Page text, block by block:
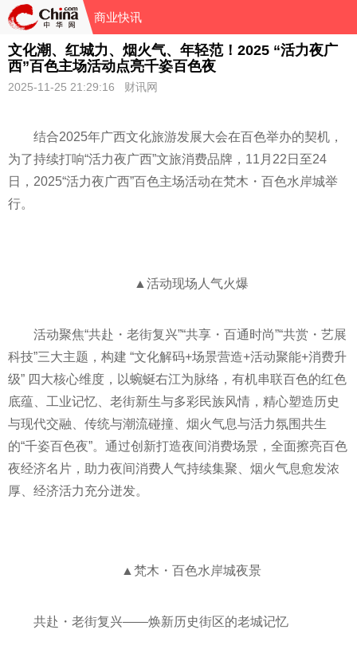
商业快讯
文化潮、红城力、烟火气、年轻范！2025 “活力夜广
西”百色主场活动点亮千姿百色夜
2025-11-25 21:29:16 财讯网
结合2025年广西文化旅游发展大会在百色举办的契机，
为了持续打响“活力夜广西”文旅消费品牌，11月22日至24
日，2025“活力夜广西”百色主场活动在梵木・百色水岸城举
行。
▲活动现场人气火爆
活动聚焦“共赴・老街复兴”“共享・百通时尚”“共赏・艺展
科技”三大主题，构建 “文化解码+场景营造+活动聚能+消费升
级” 四大核心维度，以蜿蜒右江为脉络，有机串联百色的红色
底蕴、工业记忆、老街新生与多彩民族风情，精心塑造历史
与现代交融、传统与潮流碰撞、烟火气息与活力氛围共生
的“千姿百色夜”。通过创新打造夜间消费场景，全面擦亮百色
夜经济名片，助力夜间消费人气持续集聚、烟火气息愈发浓
厚、经济活力充分迸发。
▲梵木・百色水岸城夜景
共赴・老街复兴——焕新历史街区的老城记忆